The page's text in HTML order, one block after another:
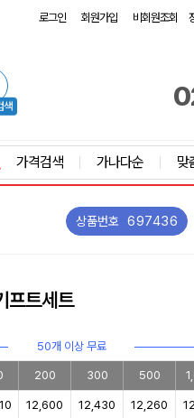
로그인 회원가입 비회원조회
색
가격검색 가나다순 맞
상품번호 697436
프트세트
50개 이상 무료
200 300 500
12,600 12,430 12,260